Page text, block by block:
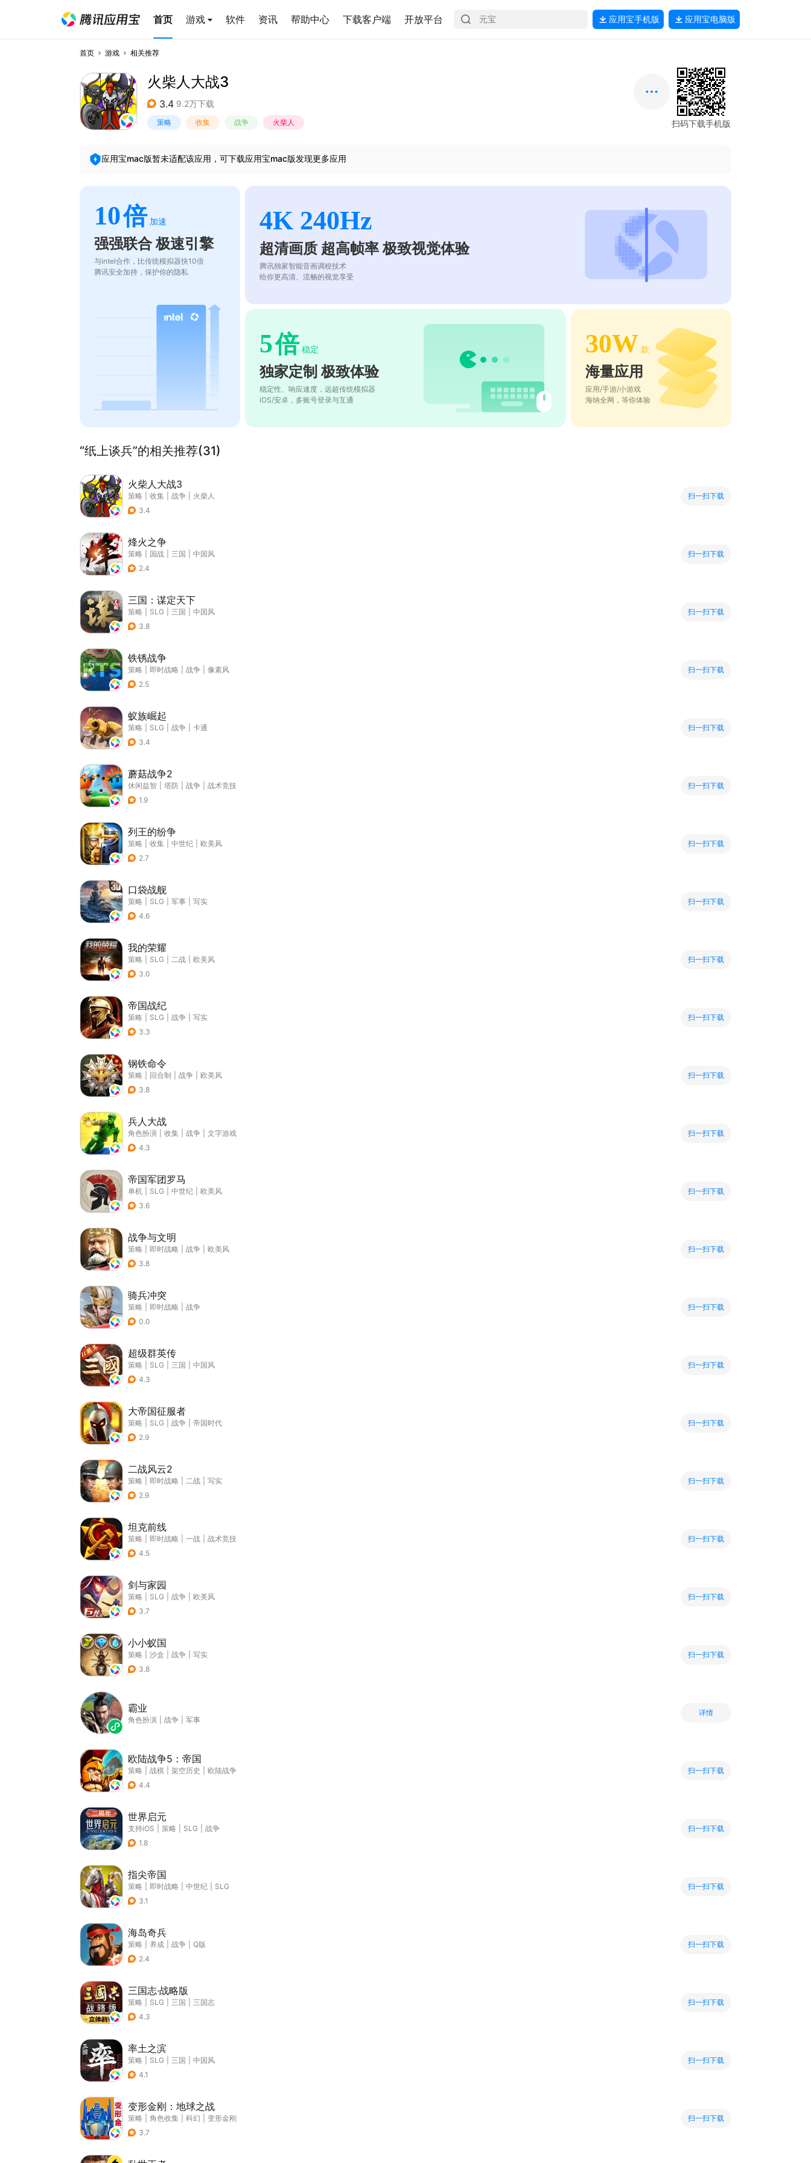
首页 游戏 软件 资讯 帮助中心 下载客户端 开放平台 应用宝手机版 应用宝电脑版
首页 游戏 相关推荐
火柴人大战3
3.4 9.2万下载
策略 收集 战争 火柴人 扫码下载手机版
应用宝mac版暂未适配该应用，可下载应用宝mac版发现更多应用
10倍 加速
强强联合 极速引擎
与intel合作，比传统模拟器快10倍
腾讯安全加持，保护你的隐私
4K 240Hz
超清画质 超高帧率 极致视觉体验
腾讯独家智能音画调校技术
给你更高清、流畅的视觉享受
5倍 稳定
独家定制 极致体验
稳定性、响应速度，远超传统模拟器
iOS/安卓，多账号登录与互通
30W 款
海量应用
应用/手游/小游戏
海纳全网，等你体验
“纸上谈兵”的相关推荐(31)
火柴人大战3
策略 收集 战争
火柴人
3.4
扫一扫下载
烽火之争
策略 国战 三国
中国风
2.4
扫一扫下载
三国：谋定天下
策略 SLG 三国
中国风
3.8
扫一扫下载
铁锈战争
策略 即时战略 战争
像素风
2.5
扫一扫下载
蚁族崛起
策略 SLG 战争
卡通
3.4
扫一扫下载
蘑菇战争2
休闲益智 塔防 战争
战术竞技
1.9
扫一扫下载
列王的纷争
策略 收集 中世纪
欧美风
2.7
扫一扫下载
口袋战舰
策略 SLG 军事
写实
4.6
扫一扫下载
我的荣耀
策略 SLG 二战
欧美风
3.0
扫一扫下载
帝国战纪
策略 SLG 战争
写实
3.3
扫一扫下载
钢铁命令
策略 回合制 战争
欧美风
3.8
扫一扫下载
兵人大战
角色扮演 收集 战争
文字游戏
4.3
扫一扫下载
帝国军团罗马
单机 SLG 中世纪
欧美风
3.6
扫一扫下载
战争与文明
策略 即时战略 战争
欧美风
3.8
扫一扫下载
骑兵冲突
策略 即时战略
战争
0.0
扫一扫下载
超级群英传
策略 SLG 三国
中国风
4.3
扫一扫下载
大帝国征服者
策略 SLG 战争
帝国时代
2.9
扫一扫下载
二战风云2
策略 即时战略 二战
写实
2.9
扫一扫下载
坦克前线
策略 即时战略 一战
战术竞技
4.5
扫一扫下载
剑与家园
策略 SLG 战争
欧美风
3.7
扫一扫下载
小小蚁国
策略 沙盒 战争
写实
3.8
扫一扫下载
霸业
角色扮演 战争 军事
详情
欧陆战争5：帝国
策略 战棋 架空历史
欧陆战争
4.4
扫一扫下载
世界启元
支持iOS 策略 SLG
战争
1.8
扫一扫下载
指尖帝国
策略 即时战略 中世纪
SLG
3.1
扫一扫下载
海岛奇兵
策略 养成 战争
Q版
2.4
扫一扫下载
三国志·战略版
策略 SLG 三国
三国志
4.3
扫一扫下载
率土之滨
策略 SLG 三国
中国风
4.1
扫一扫下载
变形金刚：地球之战
策略 角色收集 科幻
变形金刚
3.7
扫一扫下载